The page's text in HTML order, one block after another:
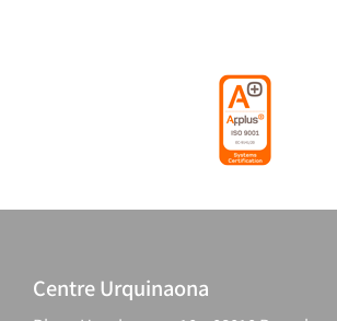
Centre Urquinaona